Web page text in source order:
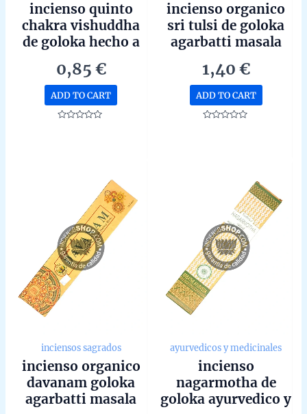
incienso quinto
chakra vishuddha
de goloka hecho a
unidad de 15g
0,85 €
ADD TO CART
incienso organico
sri tulsi de goloka
agarbatti masala
bangalore unidad
de 15g
1,40 €
ADD TO CART
inciensos sagrados
incienso organico
davanam goloka
agarbatti masala
ayurvedicos y medicinales
incienso
nagarmotha de
goloka ayurvedico y